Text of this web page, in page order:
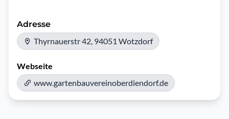
Adresse
Thyrnauerstr 42, 94051 Wotzdorf
Webseite
www.gartenbauvereinoberdiendorf.de